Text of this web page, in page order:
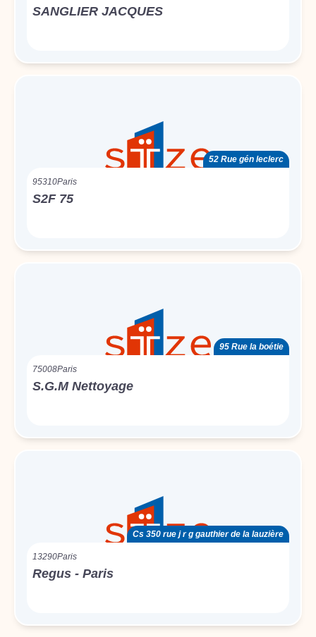
SANGLIER JACQUES
52 Rue gén leclerc
95310Paris
S2F 75
95 Rue la boétie
75008Paris
S.G.M Nettoyage
Cs 350 rue j r g gauthier de la lauzière
13290Paris
Regus - Paris